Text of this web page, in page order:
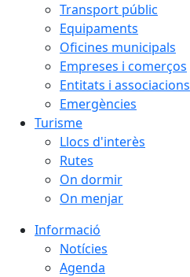
Transport públic
Equipaments
Oficines municipals
Empreses i comerços
Entitats i associacions
Emergències
Turisme
Llocs d'interès
Rutes
On dormir
On menjar
Informació
Notícies
Agenda